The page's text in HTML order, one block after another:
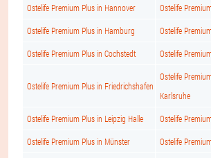
Ostelife Premium Plus in Hannover Ostelife
Ostelife Premium Plus in Hamburg Ostelife
Ostelife Premium Plus in Cochstedt Ostelife
Ostelife Premium Plus in Friedrichshafen
Ostelife
Karlsruhe
Ostelife Premium Plus in Leipzig Halle Ostelife
Ostelife Premium Plus in Münster Ostelife